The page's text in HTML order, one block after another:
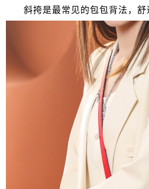
斜挎是最常见的包包背法，舒